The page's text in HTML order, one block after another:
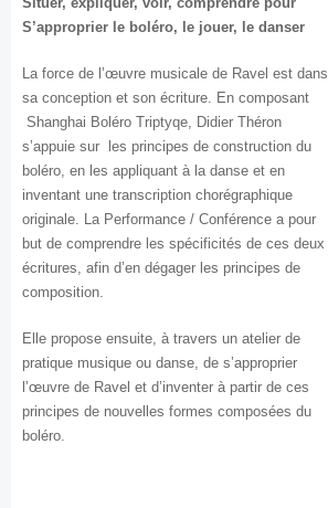
S’approprier le boléro, le jouer, le danser
La force de l’œuvre musicale de Ravel est dans
sa conception et son écriture. En composant
Shanghai Boléro Triptyqe, Didier Théron
s’appuie sur les principes de construction du
boléro, en les appliquant à la danse et en
inventant une transcription chorégraphique
originale. La Performance / Conférence a pour
but de comprendre les spécificités de ces deux
écritures, afin d’en dégager les principes de
composition.
Elle propose ensuite, à travers un atelier de
pratique musique ou danse, de s’approprier
l’œuvre de Ravel et d’inventer à partir de ces
principes de nouvelles formes composées du
boléro.